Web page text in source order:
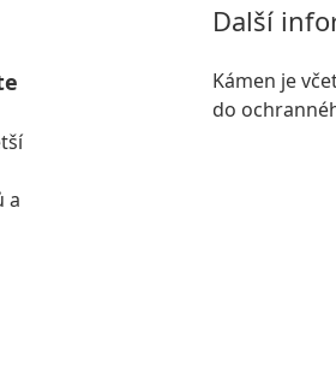
a
Další
Kámen je
do